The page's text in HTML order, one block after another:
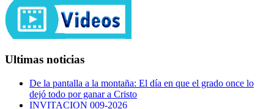
Ultimas noticias
De la pantalla a la montaña: El día en que el grado once lo
dejó todo por ganar a Cristo
INVITACION 009-2026